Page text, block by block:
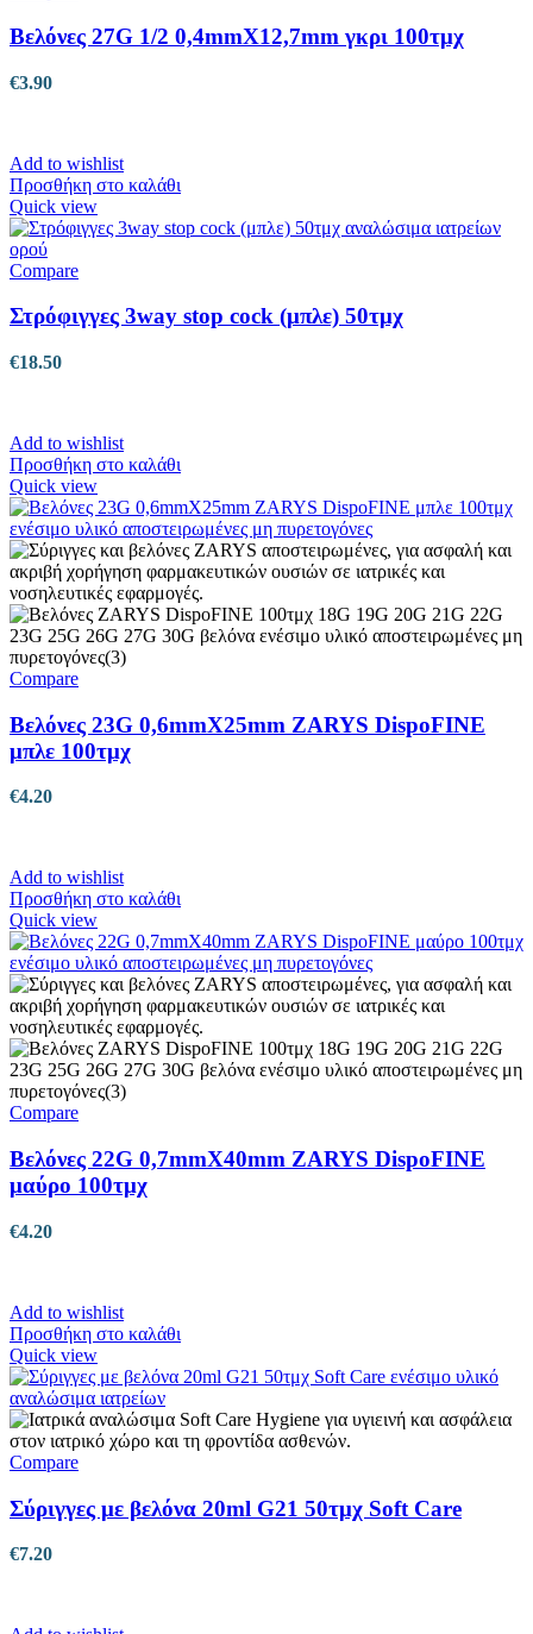
Βελόνες 27G 1/2 0,4mmX12,7mm γκρι 100τμχ
€3.90
Add to wishlist
Προσθήκη στο καλάθι
Quick view
Compare
Στρόφιγγες 3way stop cock (μπλε) 50τμχ
€18.50
Add to wishlist
Προσθήκη στο καλάθι
Quick view
Compare
Βελόνες 23G 0,6mmX25mm ZARYS DispoFINE
μπλε 100τμχ
€4.20
Add to wishlist
Προσθήκη στο καλάθι
Quick view
Compare
Βελόνες 22G 0,7mmX40mm ZARYS DispoFINE
μαύρο 100τμχ
€4.20
Add to wishlist
Προσθήκη στο καλάθι
Quick view
Compare
Σύριγγες με βελόνα 20ml G21 50τμχ Soft Care
€7.20